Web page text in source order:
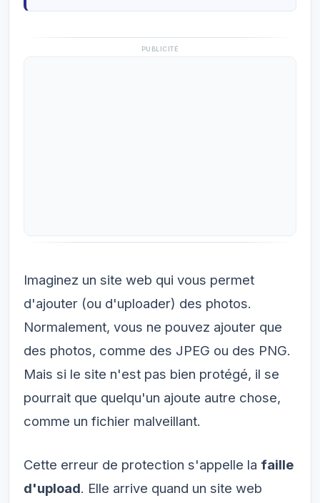
PUBLICITÉ
Imaginez un site web qui vous permet
d'ajouter (ou d'uploader) des photos.
Normalement, vous ne pouvez ajouter que
des photos, comme des JPEG ou des PNG.
Mais si le site n'est pas bien protégé, il se
pourrait que quelqu'un ajoute autre chose,
comme un fichier malveillant.
Cette erreur de protection s'appelle la faille
d'upload. Elle arrive quand un site web